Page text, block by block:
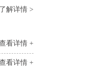
解详情 >
看详情 +
看详情 +